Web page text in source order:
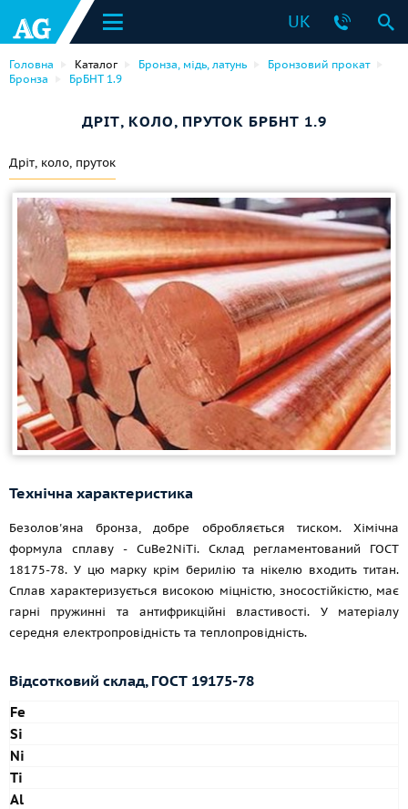
UK
Головна Каталог Бронза, мідь, латунь
Бронзовий прокат
Бронза
БрБНТ 1.9
ДРІТ, КОЛО, ПРУТОК БРБНТ 1.9
Дріт, коло, пруток
Технічна характеристика
Безолов'яна бронза, добре обробляється тиском. Хімічна
формула сплаву - CuBe2NiTi. Склад регламентований ГОСТ
18175-78. У цю марку крім берилію та нікелю входить титан.
Сплав характеризується високою міцністю, зносостійкістю, має
гарні пружинні та антифрикційні властивості. У матеріалу
середня електропровідність та теплопровідність.
Відсотковий склад, ГОСТ 19175-78
Fe
Si
Ni
Ti
Al